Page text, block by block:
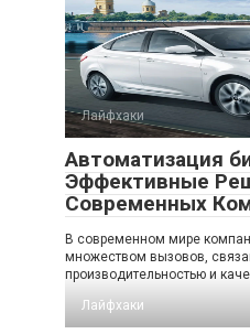
Лайфхаки
Автоматизация
Эффективные
Современных
В современном мире
множеством вызовов,
производительностью и
Лайфхаки